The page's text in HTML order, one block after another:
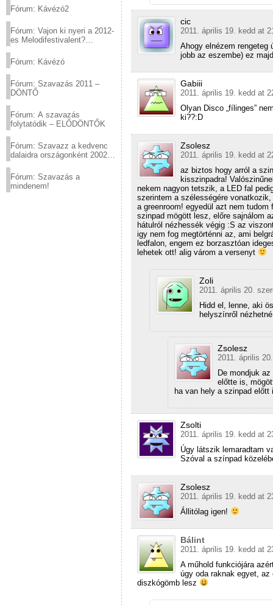
Fórum: Kávézó2
Fórum: Vajon ki nyeri a 2012-
es Melodifestivalent?
Fórum: Kávézó
Fórum: Szavazás 2011 –
DÖNTŐ
Fórum: A szavazás
folytatódik – ELŐDÖNTŐK
Fórum: Szavazz a kedvenc
dalaidra országonként 2002
Fórum: Szavazás a
mindenem!
cic
2011. április 19. kedd at
Ahogy elnézem rengeteg
jobb az eszembe) ez
Gabiii
2011. április 19. kedd at
Olyan Disco „fílinges”
ki??:D
Zsolesz
2011. április 19. kedd at
az biztos hogy arról a
kisszinpadra!
nekem nagyon tetszik, a LED fal
szerintem a szélességére
a greenroom! egyedül azt nem
szinpad mögött lesz, előre sajnálom
hátulról nézhessék végig :S az
igy nem fog megtörténni az, ami
ledfalon, engem ez borzasztóan
lehetek ott! alig várom a versenyt
Zoli
2011. április 20.
Hidd el, lenne, aki
helyszínről
Zsolesz
2011. április
De mondjuk
előtte is,
ha van hely a szinpad
Zsolti
2011. április 19. kedd at
Úgy látszik lemaradtam
Szóval a színpad
Zsolesz
2011. április 19. kedd at
Állitólag igen!
Bálint
2011. április 19. kedd at
A műhold funkciójára
úgy oda raknak egyet,
diszkógömb lesz